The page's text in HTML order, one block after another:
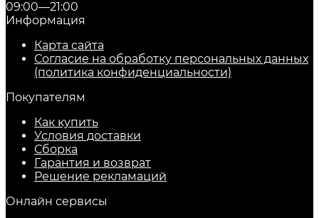
09:00—21:00
Информация
Карта сайта
Согласие на обработку персональных данных
(политика конфиденциальности)
Покупателям
Как купить
Условия доставки
Сборка
Гарантия и возврат
Решение рекламаций
Онлайн сервисы